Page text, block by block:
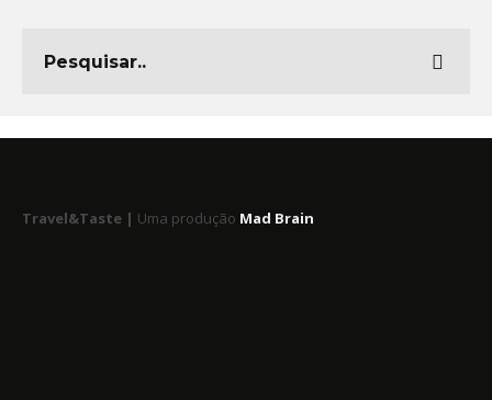
Travel&Taste | Uma produção Mad Brain